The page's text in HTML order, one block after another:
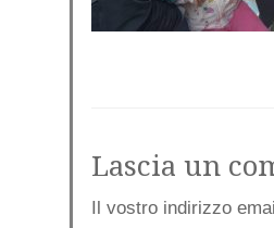
Lascia un
Il vostro indirizzo